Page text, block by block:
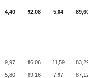
4,40 92,08 5,84
9,97 86,06 11,59
5,80 89,16 7,97